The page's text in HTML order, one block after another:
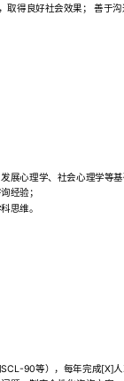
取得良好社会效果； 善于
展心理学、社会心理学等
经验；
思维。
90等），每年完成[X]